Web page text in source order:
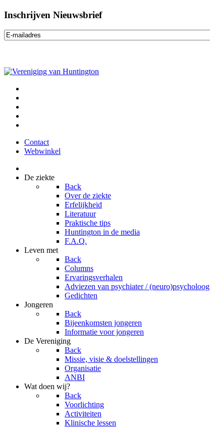
Inschrijven Nieuwsbrief
Contact
Webwinkel
De ziekte
Back
Over de ziekte
Erfelijkheid
Literatuur
Praktische tips
Huntington in de media
F.A.Q.
Leven met
Back
Columns
Ervaringsverhalen
Adviezen van psychiater / (neuro)psycholoog
Gedichten
Jongeren
Back
Bijeenkomsten jongeren
Informatie voor jongeren
De Vereniging
Back
Missie, visie & doelstellingen
Organisatie
ANBI
Wat doen wij?
Back
Voorlichting
Activiteiten
Klinische lessen